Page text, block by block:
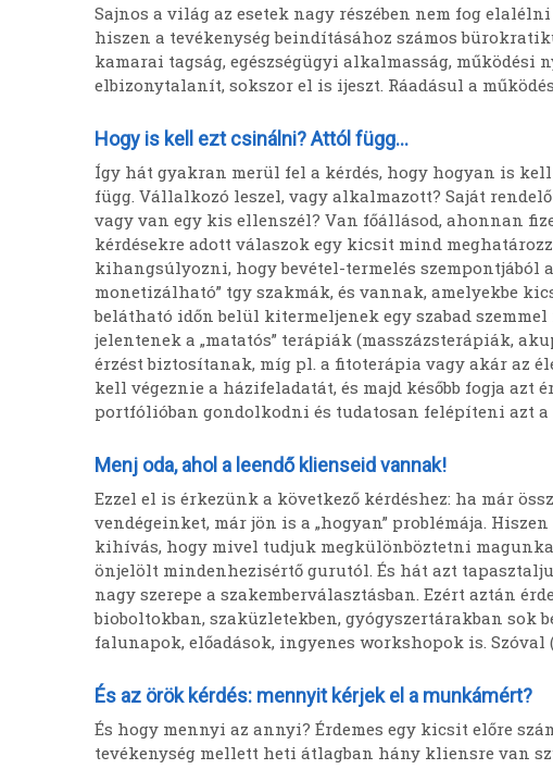
Sajnos a világ az esetek nagy részében nem fog
hiszen a tevékenység beindításához számos
kamarai tagság, egészségügyi alkalmasság,
elbizonytalanít, sokszor el is ijeszt. Ráadásul a
Hogy is kell ezt csinálni? Attól függ…
Így hát gyakran merül fel a kérdés, hogy hogyan is
függ. Vállalkozó leszel, vagy alkalmazott? Saját
vagy van egy kis ellenszél? Van főállásod, ahonnan
kérdésekre adott válaszok egy kicsit mind
kihangsúlyozni, hogy bevétel-termelés szempontjából
monetizálható” tgy szakmák, és vannak, amelyekbe
belátható időn belül kitermeljenek egy szabad
jelentenek a „matatós” terápiák (masszázsterápiák,
érzést biztosítanak, míg pl. a fitoterápia vagy akár az
kell végeznie a házifeladatát, és majd később fogja azt
portfólióban gondolkodni és tudatosan felépíteni azt
Menj oda, ahol a leendő klienseid vannak!
Ezzel el is érkezünk a következő kérdéshez: ha már
vendégeinket, már jön is a „hogyan” problémája.
kihívás, hogy mivel tudjuk megkülönböztetni
önjelölt mindenhezisértő gurutól. És hát azt
nagy szerepe a szakemberválasztásban. Ezért aztán
bioboltokban, szaküzletekben, gyógyszertárakban sok
falunapok, előadások, ingyenes workshopok is.
És az örök kérdés: mennyit kérjek el a munkámért?
És hogy mennyi az annyi? Érdemes egy kicsit előre
tevékenység mellett heti átlagban hány kliensre van